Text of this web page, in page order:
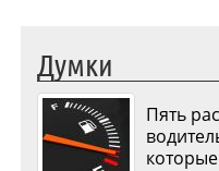
Думки
Пять